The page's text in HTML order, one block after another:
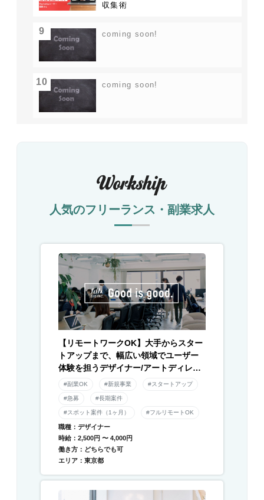
収集術
9 coming soon!
10 coming soon!
人気のフリーランス・副業求人
【リモートワークOK】大手からスター
トアップまで、幅広い領域でユーザー
体験を担うデザイナー/アートディレク
ター募集！
#副業OK #新規事業 #スタートアップ
#急募 #長期案件
#スポット案件（1ヶ月） #フルリモートOK
職種：デザイナー
時給：2,500円 〜 4,000円
働き方：どちらでも可
エリア：東京都